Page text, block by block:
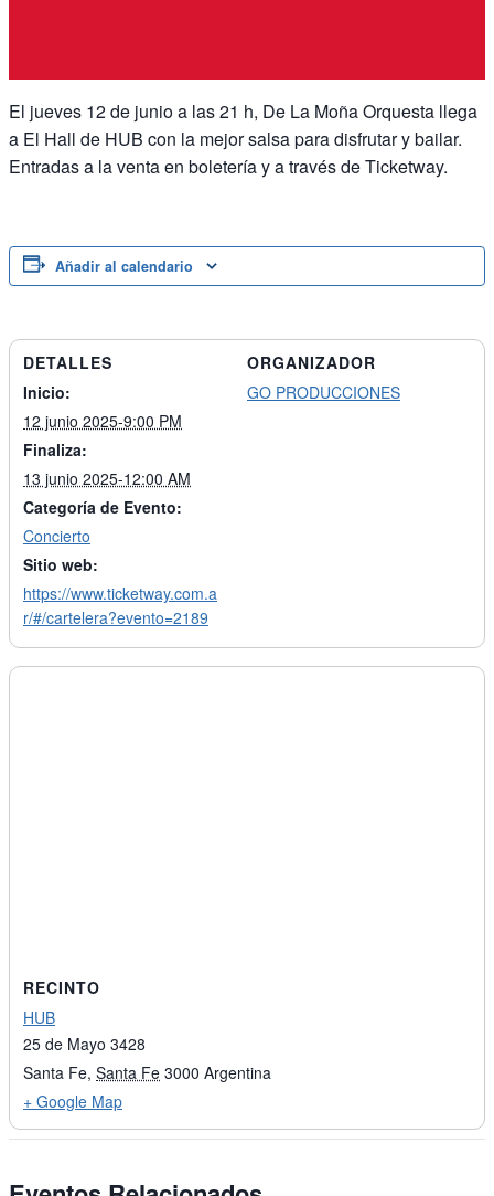
El jueves 12 de junio a las 21 h, De La Moña Orquesta llega
a El Hall de HUB con la mejor salsa para disfrutar y bailar.
Entradas a la venta en boletería y a través de Ticketway.
Añadir al calendario
DETALLES
Inicio:
12 junio 2025-9:00 PM
Finaliza:
13 junio 2025-12:00 AM
Categoría de Evento:
Concierto
Sitio web:
https://www.ticketway.com.a
r/#/cartelera?evento=2189
ORGANIZADOR
GO PRODUCCIONES
RECINTO
HUB
25 de Mayo 3428
Santa Fe, Santa Fe 3000 Argentina
+ Google Map